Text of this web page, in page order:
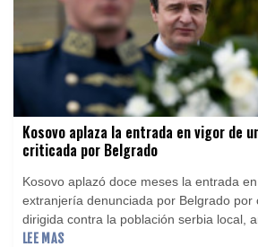
Kosovo aplaza la entrada en vigor de
criticada por Belgrado
Kosovo aplazó doce meses la entrada
extranjería denunciada por Belgrado por
dirigida contra la población serbia local,
primer ministro kosovar, Albin Kurti.
LEE MAS